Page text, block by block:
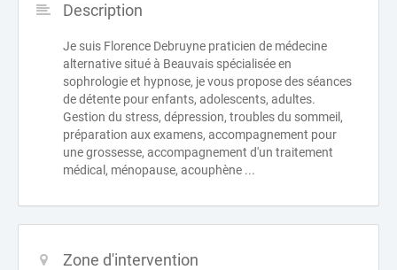
Description
Je suis Florence Debruyne praticien de médecine
alternative situé à Beauvais spécialisée en
sophrologie et hypnose, je vous propose des séances
de détente pour enfants, adolescents, adultes.
Gestion du stress, dépression, troubles du sommeil,
préparation aux examens, accompagnement pour
une grossesse, accompagnement d'un traitement
médical, ménopause, acouphène ...
Zone d'intervention